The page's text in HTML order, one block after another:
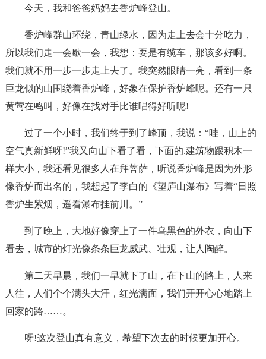
今天，我和爸爸妈妈去香炉峰登山。
香炉峰群山环绕，青山绿水，因为走上去会十分吃力，
所以我们走一会歇一会，我想：要是有缆车，那该多好啊。
我们就不用一步一步走上去了。我突然眼睛一亮，看到一条
巨龙似的山围绕着香炉峰，好象在保护香炉峰呢。还有一只
黄莺在鸣叫，好像在找对手比谁唱得好听呢!
过了一个小时，我们终于到了峰顶，我说：“哇，山上的
空气真新鲜呀!”我又向山下看了看，下面的.建筑物跟积木一
样大小，我还看见很多人在拜菩萨，听说香炉峰是因为外形
像香炉而出名的，我想起了李白的《望庐山瀑布》写着“日照
香炉生紫烟，遥看瀑布挂前川。”
到了晚上，大地好像穿上了一件乌黑色的外衣，向山下
看去，城市的灯光像条条巨龙威武、壮观，让人陶醉。
第二天早晨，我们一早就下了山，在下山的路上，人来
人往，人们个个满头大汗，红光满面，我们开开心心地踏上
回家的路……。
呀!这次登山真有意义，希望下次去的时候更加开心。